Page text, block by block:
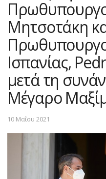
Μητσοτάκη
Ισπανίας,
μετά τη
Μέγαρο
10 Μαΐου 2021